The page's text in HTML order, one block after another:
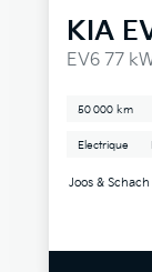
KIA
EV6 77
50 000 km
Electrique
Joos & Schach